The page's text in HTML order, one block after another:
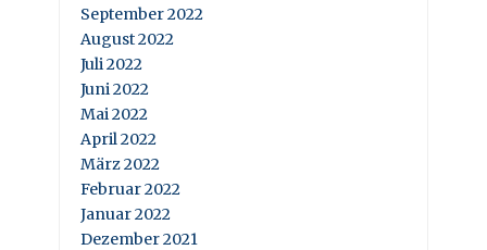
September 2022
August 2022
Juli 2022
Juni 2022
Mai 2022
April 2022
März 2022
Februar 2022
Januar 2022
Dezember 2021